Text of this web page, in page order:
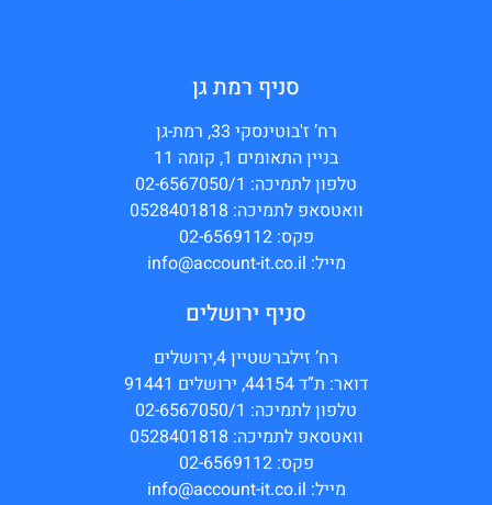
סניף רמת גן
רח’ ז'בוטינסקי 33, רמת-גן
בניין התאומים 1, קומה 11
טלפון לתמיכה: 02-6567050/1
וואטסאפ לתמיכה: 0528401818
פקס: 02-6569112
מייל: info@account-it.co.il
סניף ירושלים
רח’ זילברשטיין 4,ירושלים
דואר: ת”ד 44154, ירושלים 91441
טלפון לתמיכה: 02-6567050/1
וואטסאפ לתמיכה: 0528401818
פקס: 02-6569112
מייל: info@account-it.co.il